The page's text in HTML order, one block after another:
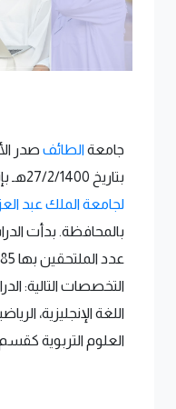
جامعةالطائف
بتاريخ 27/2/1400هـ بإنشاء كلية التربية بالطائف تابعة
لجامعة الملك عبد
التخصصات التالية:
اللغة الإنجليزية،
العلوم التربوية